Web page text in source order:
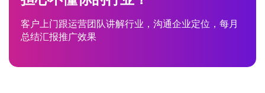
客户上门跟运营团队讲解行业，沟通企业定位，每月
总结汇报推广效果